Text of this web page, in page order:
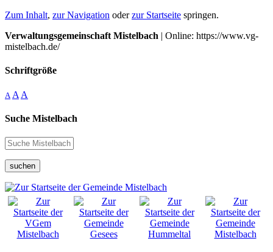
Zum Inhalt, zur Navigation oderzur Startseite springen.
Verwaltungsgemeinschaft Mistelbach | Online: https://www.vg-
mistelbach.de/
Schriftgröße
A A A
Suche Mistelbach
suchen